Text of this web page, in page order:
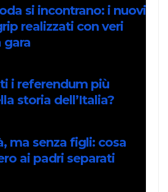
si incontrano: i nuovi
realizzati con veri
gara
i referendum più
storia dell’Italia?
ma senza figli: cosa
ai padri separati